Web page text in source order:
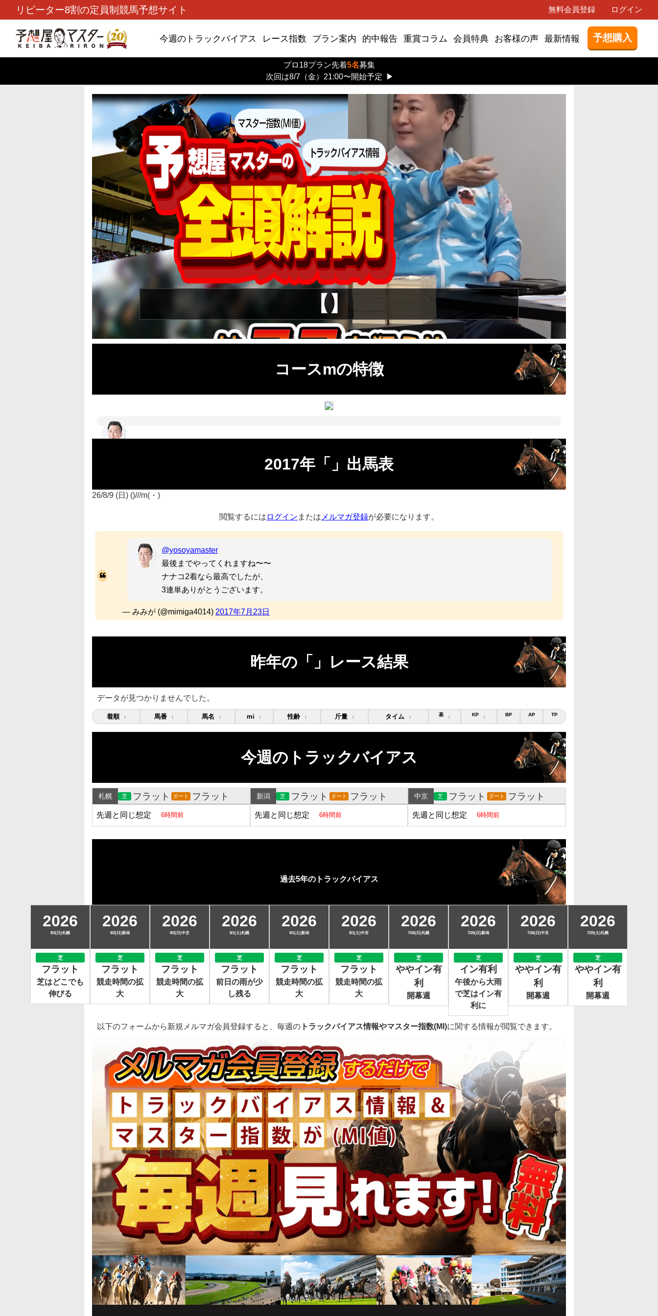
リピーター8割の定員制競馬予想サイト 無料会員登録 ログイン
今週のトラックバイアス レース指数 プラン案内 的中報告 重賞コラム 会員特典 お客様の声 最新情報 予想購入
プロ18プラン先着5名募集
次回は8/7（金）21:00〜開始予定
▶
【】
コースmの特徴
2017年「」出馬表
26/8/9 (日) ()///m(・)
閲覧するには ログイン または メルマガ登録が必要になります。
@yosoyamaster
最後までやってくれますね〜〜
ナナコ2着なら最高でしたが、
3連単ありがとうございます。
— みみが (@mimiga4014) 2017年7月23日
昨年の「」レース結果
データが見つかりませんでした。
着順 ↕ 馬番 ↕ 馬名 ↕ mi ↕ 性齢 ↕ 斤量 ↕ タイム ↕ 基 ↕ KP ↕ BP AP TP
今週のトラックバイアス
札幌 芝 フラット ダート フラット
先週と同じ想定 6時間前
新潟 芝 フラット ダート フラット
先週と同じ想定 6時間前
中京 芝 フラット ダート フラット
先週と同じ想定 6時間前
過去5年のトラックバイアス
2026
8/2(日)札幌
芝
フラット
芝はどこでも
伸びる
2026
8/2(日)新潟
芝
フラット
競走時間の拡
大
2026
8/2(日)中京
芝
フラット
競走時間の拡
大
2026
8/1(土)札幌
芝
フラット
前日の雨が少
し残る
2026
8/1(土)新潟
芝
フラット
競走時間の拡
大
2026
8/1(土)中京
芝
フラット
競走時間の拡
大
2026
7/26(日)札幌
芝
ややイン有
利
開幕週
2026
7/26(日)新潟
芝
イン有利
午後から大雨
で芝はイン有
利に
2026
7/26(日)中京
芝
ややイン有
利
開幕週
2026
7/25(土)札幌
芝
ややイン有
利
開幕週
以下のフォームから新規メルマガ会員登録すると、毎週の トラックバイアス情報やマスター指数(MI)に関する情報が閲覧できます。